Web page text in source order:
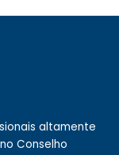
altamente
Conselho